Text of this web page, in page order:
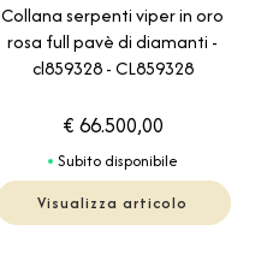
Collana serpenti viper in oro
rosa full pavè di diamanti -
cl859328 - CL859328
€ 66.500,00
Subito disponibile
Visualizza articolo